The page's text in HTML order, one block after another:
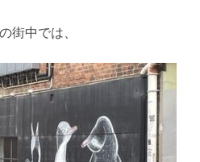
街中では、